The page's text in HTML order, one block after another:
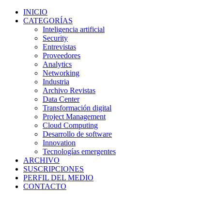
INICIO
CATEGORÍAS
Inteligencia artificial
Security
Entrevistas
Proveedores
Analytics
Networking
Industria
Archivo Revistas
Data Center
Transformación digital
Project Management
Cloud Computing
Desarrollo de software
Innovation
Tecnologías emergentes
ARCHIVO
SUSCRIPCIONES
PERFIL DEL MEDIO
CONTACTO